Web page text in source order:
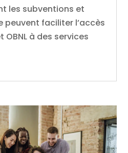
les subventions et
peuvent faciliter l’accès
à des services